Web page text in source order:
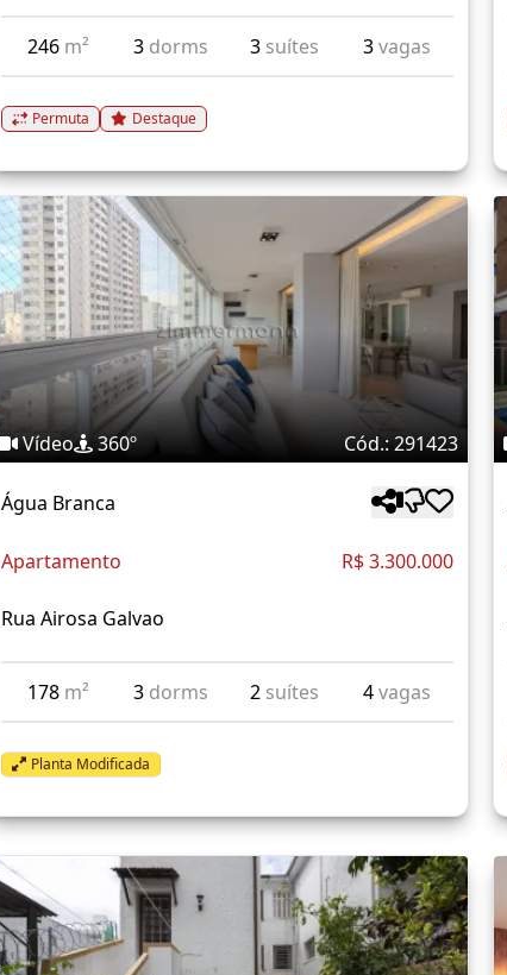
246 m² 3 dorms 3 suítes 3vagas
Permuta Destaque
Vídeo 360º Cód.: 291423
Água Branca
Apartamento R$ 3.300.000
Rua Airosa Galvao
178 m² 3 dorms 2 suítes 4vagas
Planta Modificada